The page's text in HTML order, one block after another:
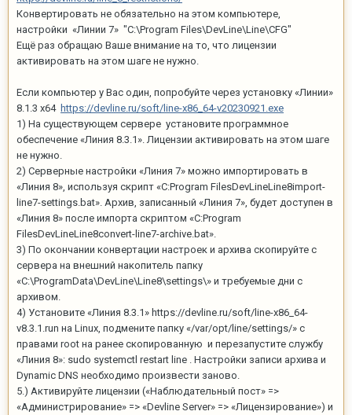
Конвертировать не обязательно на этом компьютере,
настройки «Линии 7» "C:\Program Files\DevLine\Line\CFG"
Ещё раз обращаю Ваше внимание на то, что лицензии
активировать на этом шаге не нужно.
Если компьютер у Вас один, попробуйте через установку «Линии»
8.1.3 x64 https://devline.ru/soft/line-x86_64-v20230921.exe
1) На существующем сервере установите программное
обеспечение «Линия 8.3.1». Лицензии активировать на этом шаге
не нужно.
2) Серверные настройки «Линия 7» можно импортировать в
«Линия 8», используя скрипт «C:Program FilesDevLineLine8import-
line7-settings.bat». Архив, записанный «Линия 7», будет доступен в
«Линия 8» после импорта скриптом «C:Program
FilesDevLineLine8convert-line7-archive.bat».
3) По окончании конвертации настроек и архива скопируйте с
сервера на внешний накопитель папку
«C:\ProgramData\DevLine\Line8\settings\» и требуемые дни с
архивом.
4) Установите «Линия 8.3.1» https://devline.ru/soft/line-x86_64-
v8.3.1.run на Linux, подмените папку «/var/opt/line/settings/» с
правами root на ранее скопированную и перезапустите службу
«Линия 8»: sudo systemctl restart line . Настройки записи архива и
Dynamic DNS необходимо произвести заново.
5.) Активируйте лицензии («Наблюдательный пост» =>
«Администрирование» => «Devline Server» => «Лицензирование») и